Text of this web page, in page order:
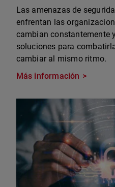
Las amenazas de
enfrentan las
cambian constantemente
soluciones para
cambiar al mismo ritmo.
Más información